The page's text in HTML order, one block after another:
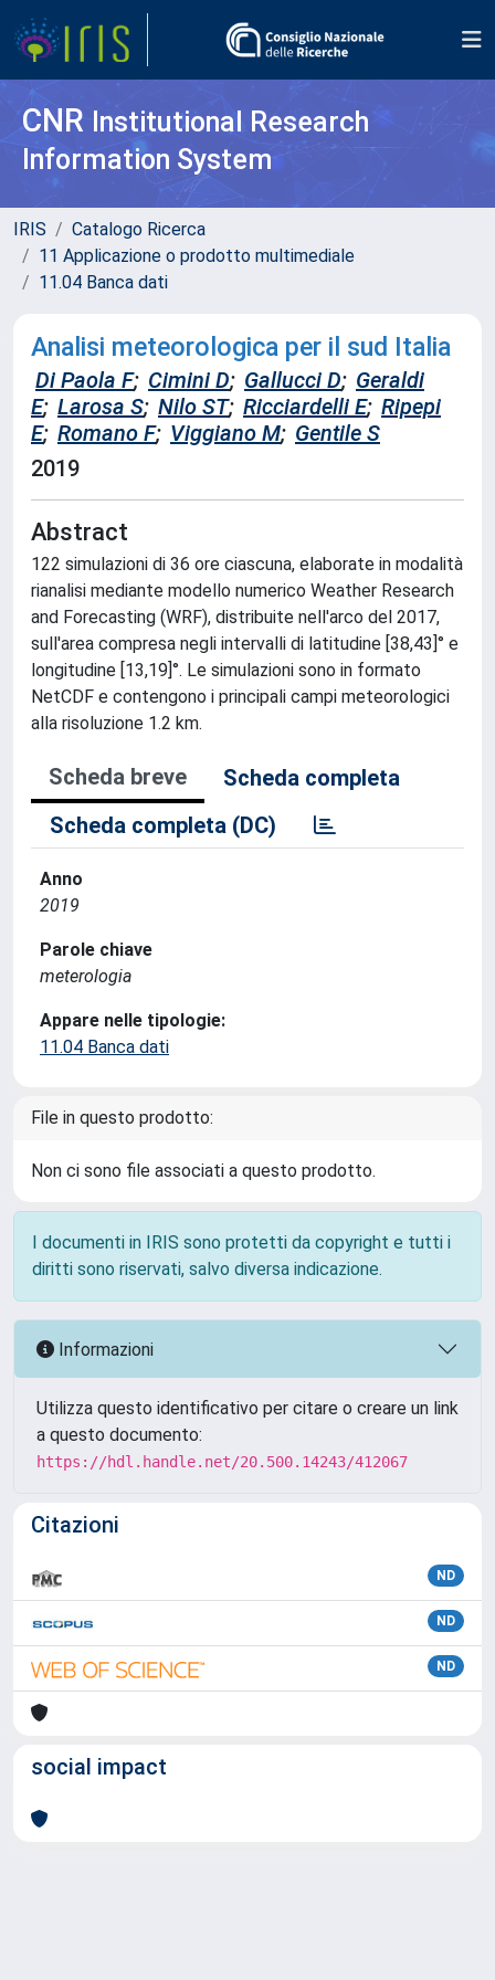
CNR Institutional Research
Information System
IRIS
Catalogo Ricerca
11 Applicazione o prodotto multimediale
11.04 Banca dati
Analisi meteorologica per il sud Italia
Di Paola F; Cimini D; Gallucci D; Geraldi
E; Larosa S; Nilo ST; Ricciardelli E; Ripepi
E; Romano F; Viggiano M; Gentile S
2019
Abstract
122 simulazioni di 36 ore ciascuna, elaborate in modalità
rianalisi mediante modello numerico Weather Research
and Forecasting (WRF), distribuite nell'arco del 2017,
sull'area compresa negli intervalli di latitudine [38,43]° e
longitudine [13,19]°. Le simulazioni sono in formato
NetCDF e contengono i principali campi meteorologici
alla risoluzione 1.2 km.
Scheda breve
Scheda completa
Scheda completa (DC)
Anno
2019
Parole chiave
meterologia
Appare nelle tipologie:
11.04 Banca dati
File in questo prodotto:
Non ci sono file associati a questo prodotto.
I documenti in IRIS sono protetti da copyright e tutti i
diritti sono riservati, salvo diversa indicazione.
Informazioni
Utilizza questo identificativo per citare o creare un link
a questo documento:
https://hdl.handle.net/20.500.14243/412067
Citazioni
ND
ND
ND
social impact